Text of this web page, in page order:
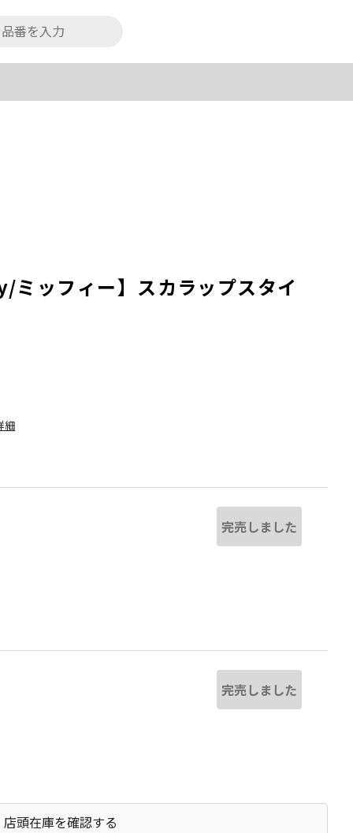
細
ッフィー】スカラップスタイ
完売しました
完売しました
店頭在庫を確認する